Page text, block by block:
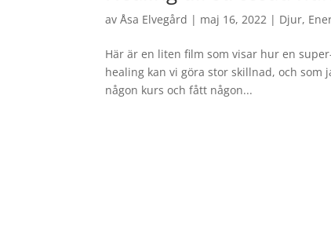
avÅsa Elvegård | maj 16, 2022 | Djur,
Här är en liten film som visar hur en
healing kan vi göra stor skillnad, och som
någon kurs och fått någon...